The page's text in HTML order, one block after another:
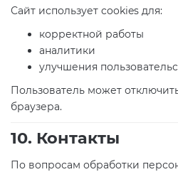
Сайт использует cookies для:
корректной работы
аналитики
улучшения
Пользователь может
браузера.
10. Контакты
По вопросам обработки